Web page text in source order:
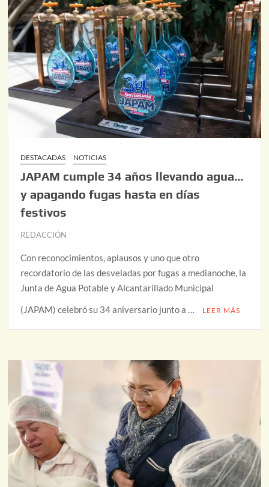
DESTACADAS NOTICIAS
JAPAM cumple 34 años llevando agua…
y apagando fugas hasta en días
festivos
REDACCIÓN
Con reconocimientos, aplausos y uno que otro
recordatorio de las desveladas por fugas a medianoche, la
Junta de Agua Potable y Alcantarillado Municipal
(JAPAM) celebró su 34 aniversario junto a …
LEER MÁS